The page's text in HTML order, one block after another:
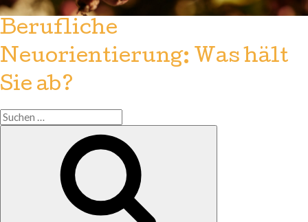
Berufliche
Neuorientierung: Was hält
Sie ab?
Suchen
nach: